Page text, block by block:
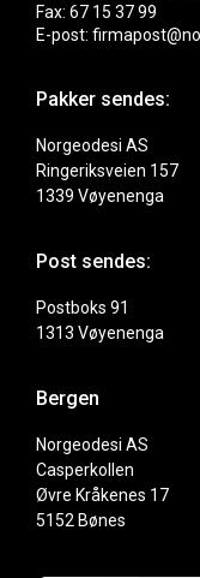
Fax: 67 15 37 99
E-post:
Pakker sendes:
Norgeodesi AS
Ringeriksveien 157
1339 Vøyenenga
Post sendes:
Postboks 91
1313 Vøyenenga
Bergen
Norgeodesi AS
Casperkollen
Øvre Kråkenes 17
5152 Bønes